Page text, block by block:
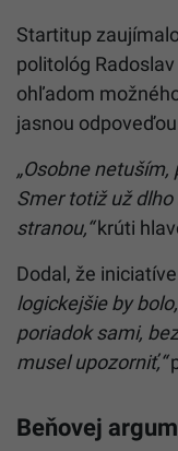
Startitup
politológ
ohľadom
jasnou
„Osobne
Smer totiž už
stranou,“krúti
Dodal, že
logickejšie by
poriadok sami,
musel upozorniť,“
Beňovej